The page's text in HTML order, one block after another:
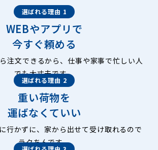
選ばれる理由 1
WEBやアプリで
今すぐ頼める
注文できるから、仕事や家事で忙しい人
でも大丈夫です。
選ばれる理由 2
重い荷物を
運ばなくていい
行かずに、家から出せて受け取れるので
ラクちんです。